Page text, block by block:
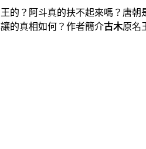
的？阿斗真的扶不起來嗎？唐
的真相如何？作者簡介古木原名